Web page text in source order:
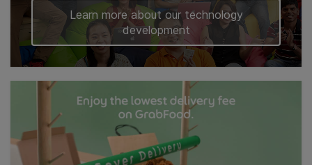
Learn more about our technology
development